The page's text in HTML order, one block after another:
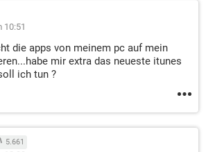
10:51
die apps von meinem pc auf mein
mir extra das neueste itunes
ich tun ?
5.661